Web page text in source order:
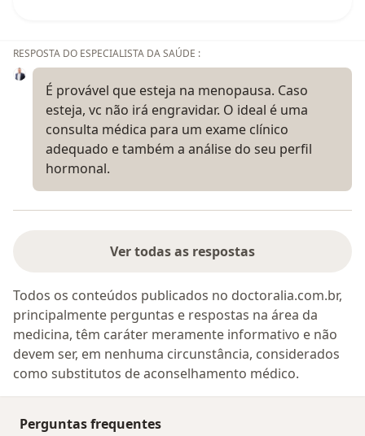
RESPOSTA DO ESPECIALISTA DA SAÚDE :
É provável que esteja na menopausa. Caso
esteja, vc não irá engravidar. O ideal é uma
consulta médica para um exame clínico
adequado e também a análise do seu perfil
hormonal.
Ver todas as respostas
Todos os conteúdos publicados no doctoralia.com.br,
principalmente perguntas e respostas na área da
medicina, têm caráter meramente informativo e não
devem ser, em nenhuma circunstância, considerados
como substitutos de aconselhamento médico.
Perguntas frequentes